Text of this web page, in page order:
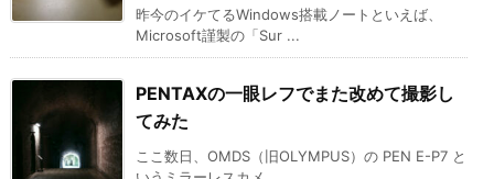
昨今のイケてるWindows搭載ノートといえば、
Microsoft謹製の「Sur ...
PENTAXの一眼レフでまた改めて撮影し
てみた
ここ数日、OMDS（旧OLYMPUS）の PEN E-P7 と